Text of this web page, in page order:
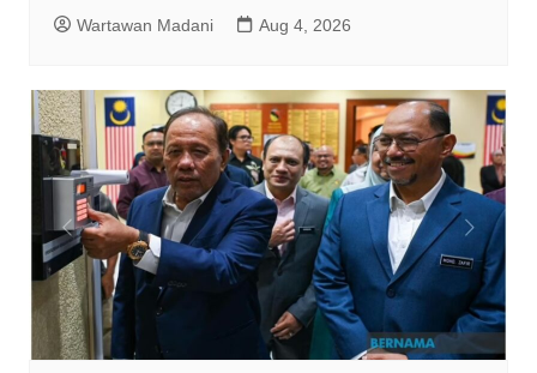
Wartawan Madani Aug 4, 2026